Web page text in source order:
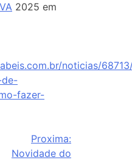
2025 em
noticias/
fazer-
Proxima:
Novidade do